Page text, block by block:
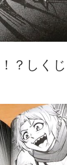
？しく